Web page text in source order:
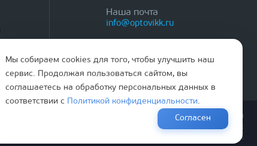
Наша почта
info@optovikk.ru
Правила эксплутации входных и межкомнатных дверей
Политика обработки персональных данных
Согласие на обработку персональных данных
Мы собираем cookies для того, чтобы улучшить наш
сервис. Продолжая пользоваться сайтом, вы
соглашаетесь на обработку персональных данных в
соответствии с
Политикой конфиденциальности.
Согласен